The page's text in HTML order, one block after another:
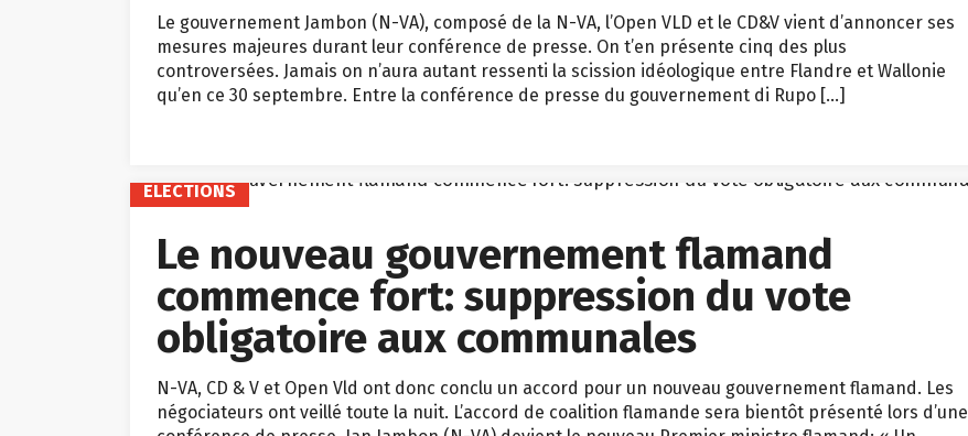
Le gouvernement Jambon (N-VA), composé de la N-VA, l’Open VLD et le CD&V vient d’annoncer ses
mesures majeures durant leur conférence de presse. On t’en présente cinq des plus
controversées. Jamais on n’aura autant ressenti la scission idéologique entre Flandre et Wallonie
qu’en ce 30 septembre. Entre la conférence de presse du gouvernement di Rupo […]
ELECTIONS
Le nouveau gouvernement flamand
commence fort: suppression du vote
obligatoire aux communales
N-VA, CD & V et Open Vld ont donc conclu un accord pour un nouveau gouvernement flamand. Les
négociateurs ont veillé toute la nuit. L’accord de coalition flamande sera bientôt présenté lors d’une